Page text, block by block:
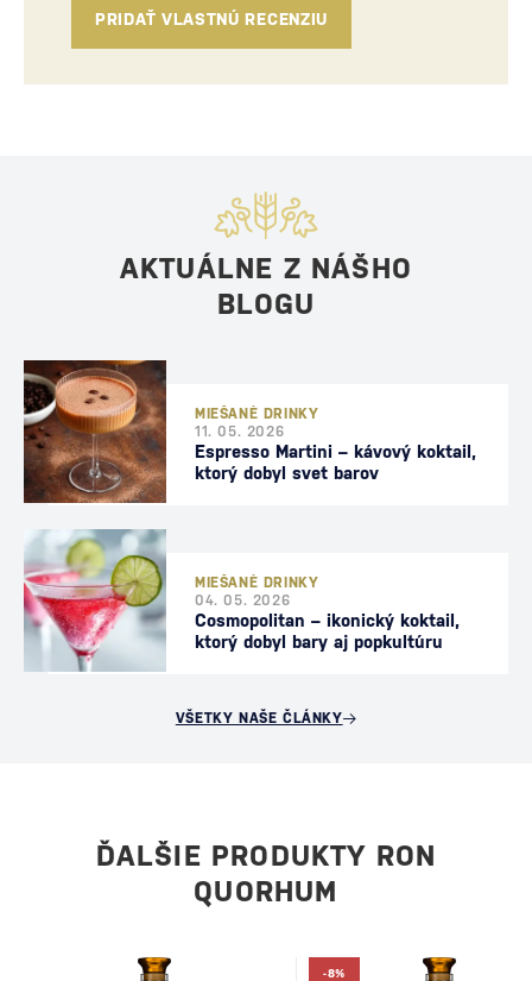
PRIDAŤ VLASTNÚ RECENZIU
AKTUÁLNE Z NÁŠHO
BLOGU
MIEŠANÉ DRINKY
11. 05. 2026
Espresso Martini – kávový koktail,
ktorý dobyl svet barov
MIEŠANÉ DRINKY
04. 05. 2026
Cosmopolitan – ikonický koktail,
ktorý dobyl bary aj popkultúru
VŠETKY NAŠE ČLÁNKY
ĎALŠIE PRODUKTY RON
QUORHUM
-8%